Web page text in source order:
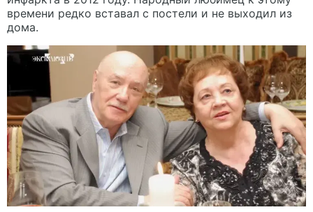
времени редко вставал с постели и не выходил из
дома.